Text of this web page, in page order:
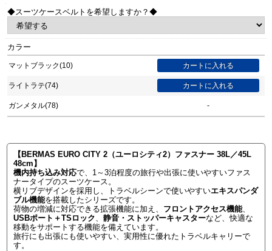
◆スーツケースベルトを希望しますか？◆
カラー
マットブラック(10)
ライトラテ(74)
ガンメタル(78) -
【BERMAS EURO CITY 2（ユーロシティ2）ファスナー 38L／45L
48cm】
機内持ち込み対応で、1～3泊程度の旅行や出張に使いやすいファス
ナータイプのスーツケース。
横リブデザインを採用し、トラベルシーンで使いやすいエキスパンダ
ブル機能を搭載したシリーズです。
荷物の増減に対応できる拡張機能に加え、 フロントアクセス機能、
USBポート＋TSロック、静音・ストッパーキャスターなど、快適な
移動をサポートする機能を備えています。
旅行にも出張にも使いやすい、実用性に優れたトラベルキャリーで
す。